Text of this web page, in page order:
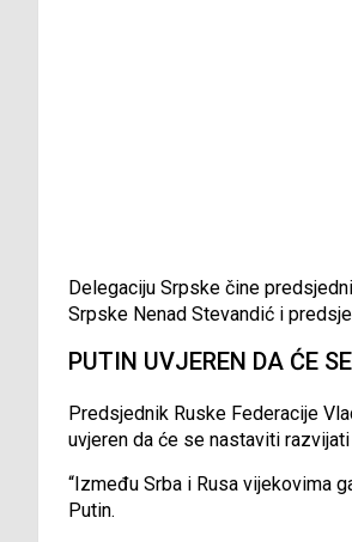
Delegaciju Srpske čine
Srpske Nenad Stevandić i
PUTIN UVJEREN DA ĆE
Predsjednik Ruske Federacije
uvjeren da će se nastaviti
“Između Srba i Rusa vijekovima
Putin.